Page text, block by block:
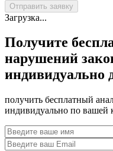
Отправить заявку
Загрузка...
Получите
нарушений
индивидуально
получить бесплатный
индивидуально по вашей